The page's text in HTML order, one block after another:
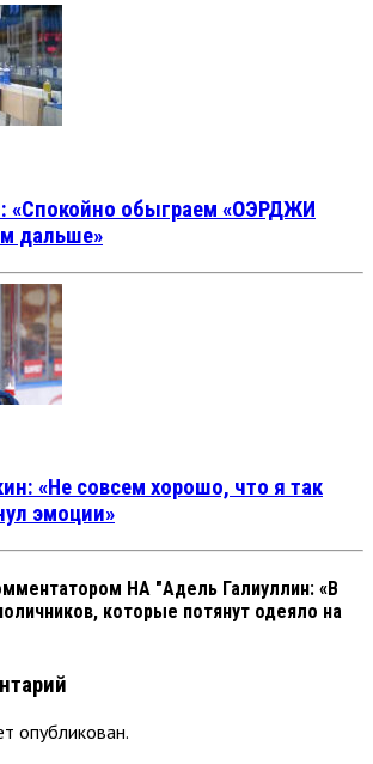
«Спокойно обыграем «ОЭРДЖИ
дальше»
«Не совсем хорошо, что я так
эмоции»
НА "Адель Галиуллин: «В
которые потянут одеяло на
опубликован.